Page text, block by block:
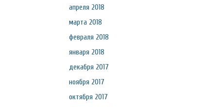
апреля 2018
марта 2018
февраля 2018
января 2018
декабря 2017
ноября 2017
октября 2017